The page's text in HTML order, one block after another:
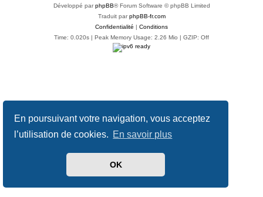
En poursuivant votre navigation, vous acceptez
l’utilisation de cookies. En savoir plus
OK
Développé parphpBB® Forum Software © phpBB Limited
Traduit parphpBB-fr.com
Confidentialité | Conditions
Time: 0.020s | Peak Memory Usage: 2.26 Mio | GZIP: Off